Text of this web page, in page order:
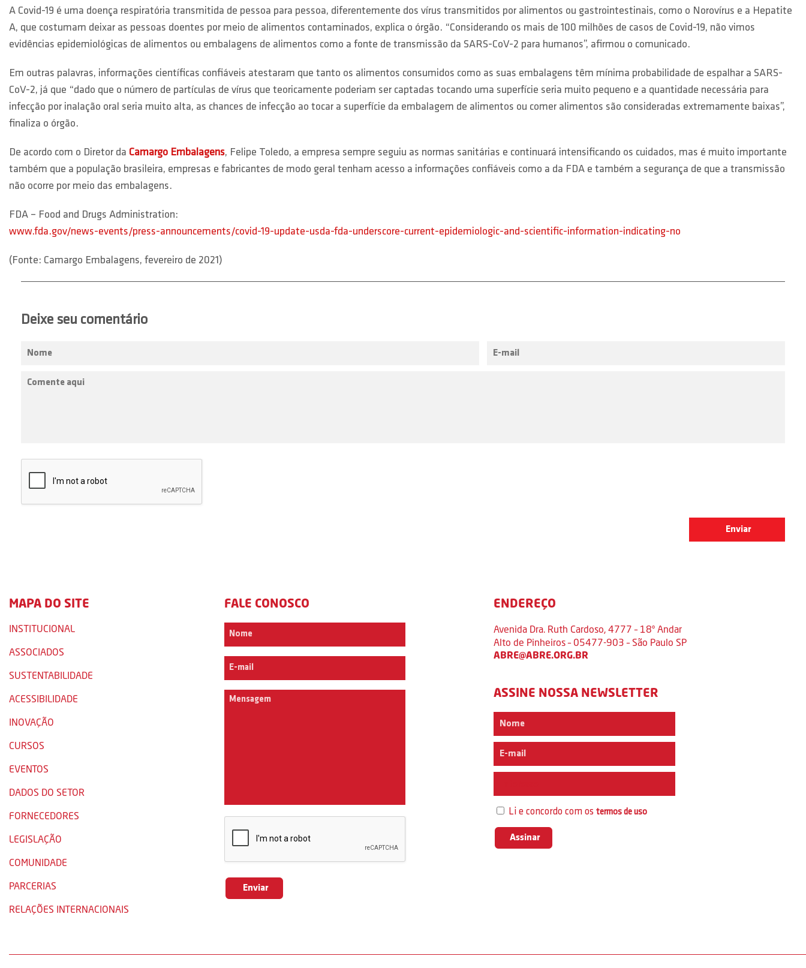
A Covid-19 é uma doença respiratória transmitida de pessoa para pessoa, diferentemente dos vírus transmitidos por alimentos ou gastrointestinais, como o Norovírus e a Hepatite
A, que costumam deixar as pessoas doentes por meio de alimentos contaminados, explica o órgão. “Considerando os mais de 100 milhões de casos de Covid-19, não vimos
evidências epidemiológicas de alimentos ou embalagens de alimentos como a fonte de transmissão da SARS-CoV-2 para humanos”, afirmou o comunicado.
Em outras palavras, informações científicas confiáveis atestaram que tanto os alimentos consumidos como as suas embalagens têm mínima probabilidade de espalhar a SARS-
CoV-2, já que “dado que o número de partículas de vírus que teoricamente poderiam ser captadas tocando uma superfície seria muito pequeno e a quantidade necessária para
infecção por inalação oral seria muito alta, as chances de infecção ao tocar a superfície da embalagem de alimentos ou comer alimentos são consideradas extremamente baixas”,
finaliza o órgão.
De acordo com o Diretor da Camargo Embalagens, Felipe Toledo, a empresa sempre seguiu as normas sanitárias e continuará intensificando os cuidados, mas é muito importante
também que a população brasileira, empresas e fabricantes de modo geral tenham acesso a informações confiáveis como a da FDA e também a segurança de que a transmissão
não ocorre por meio das embalagens.
FDA – Food and Drugs Administration:
www.fda.gov/news-events/press-announcements/covid-19-update-usda-fda-underscore-current-epidemiologic-and-scientific-information-indicating-no
(Fonte: Camargo Embalagens, fevereiro de 2021)
Deixe seu comentário
MAPA DO SITE
INSTITUCIONAL
ASSOCIADOS
SUSTENTABILIDADE
ACESSIBILIDADE
INOVAÇÃO
CURSOS
EVENTOS
DADOS DO SETOR
FORNECEDORES
LEGISLAÇÃO
COMUNIDADE
PARCERIAS
RELAÇÕES INTERNACIONAIS
FALE CONOSCO ENDEREÇO
Avenida Dra. Ruth Cardoso, 4777 – 18º Andar
Alto de Pinheiros – 05477-903 – São Paulo SP
ABRE@ABRE.ORG.BR
ASSINE NOSSA NEWSLETTER
Li e concordo com ostermos de uso